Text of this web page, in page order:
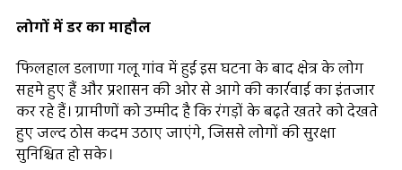
लोगों में डर का माहौल
फिलहाल डलाणा गलू गांव में हुई इस घटना के बाद क्षेत्र के लोग
सहमे हुए हैं और प्रशासन की ओर से आगे की कार्रवाई का इंतजार
कर रहे हैं। ग्रामीणों को उम्मीद है कि रंगड़ों के बढ़ते खतरे को देखते
हुए जल्द ठोस कदम उठाए जाएंगे, जिससे लोगों की सुरक्षा
सुनिश्चित हो सके।